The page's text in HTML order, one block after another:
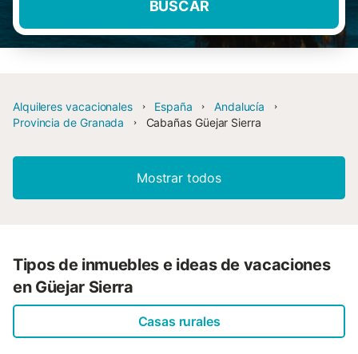
BUSCAR
Alquileres vacacionales España
Andalucía
Provincia de Granada
Cabañas Güejar Sierra
Mostrar todos
Tipos de inmuebles e ideas de vacaciones
en Güejar Sierra
Casas rurales